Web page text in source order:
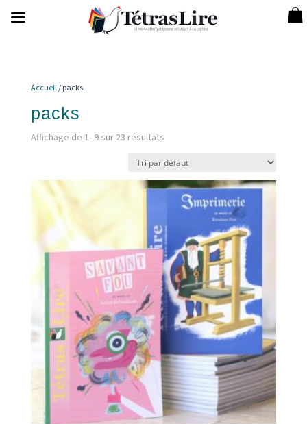
Accueil/ packs
packs
Affichage de 1–9 sur 23 résultats